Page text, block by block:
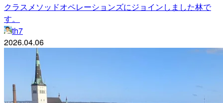
クラスメソッドオペレーションズにジョインしました林で
す。
th7
2026.04.06